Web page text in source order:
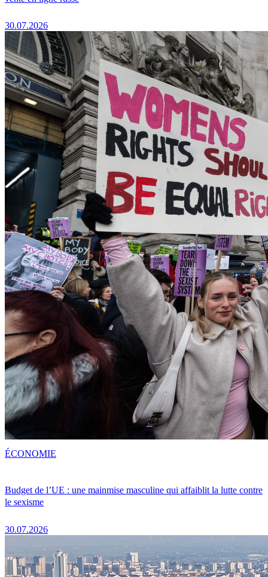
30.07.2026
Budget de l’UE : une mainmise masculine qui affaiblit la lutte contre
le sexisme
30.07.2026
ÉCONOMIE